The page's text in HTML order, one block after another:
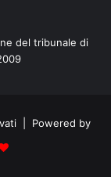
del tribunale di
| Powered by